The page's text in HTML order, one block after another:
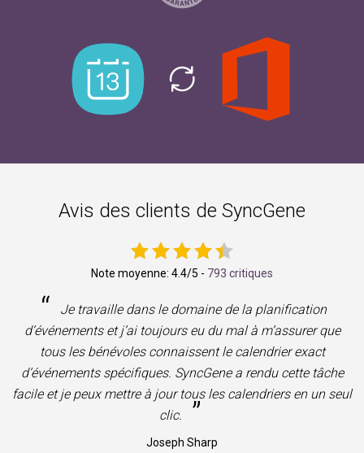
Avis des clients de SyncGene
Note moyenne: 4.4/5 - 793 critiques
“
Je travaille dans le domaine de la planification
d’événements et j’ai toujours eu du mal à m’assurer que
tous les bénévoles connaissent le calendrier exact
d’événements spécifiques. SyncGene a rendu cette tâche
facile et je peux mettre à jour tous les calendriers en un seul
clic.
”
Joseph Sharp